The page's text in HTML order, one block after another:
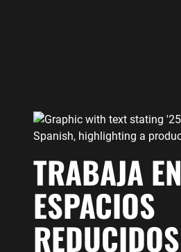
TRABAJA EN
ESPACIOS
REDUCIDOS